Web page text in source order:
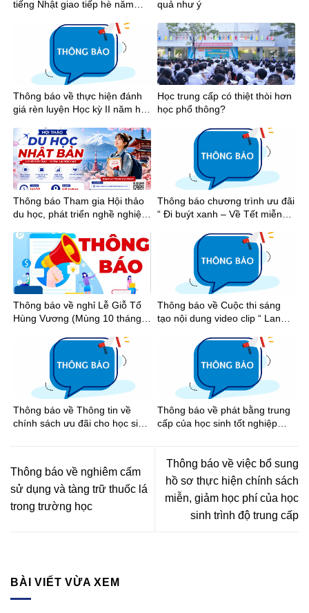
tiếng Nhật giao tiếp hè năm
quả như ý
Thông báo về thực hiện đánh
giá rèn luyện Học kỳ II năm học
Học trung cấp có thiệt thòi hơn
học phổ thông?
Thông báo Tham gia Hội thảo
du học, phát triển nghề nghiệp
Thông báo chương trình ưu đãi
“ Đi buýt xanh – Về Tết miễn
Thông báo về nghỉ Lễ Giỗ Tổ
Hùng Vương (Mùng 10 tháng 3
(30/4) và Ngày Quốc tế Lao
động (01/5) năm 2026
Thông báo về Cuộc thi sáng
tạo nội dung video clip “ Lan
đường Thành phố Hồ Chí Minh
năm học 2025-2026”
Thông báo về Thông tin về
chính sách ưu đãi cho học sinh
Thông báo về phát bằng trung
cấp của học sinh tốt nghiệp
Thông báo về nghiêm cấm
sử dụng và tàng trữ thuốc lá
trong trường học
Thông báo về việc bổ sung
hồ sơ thực hiện chính sách
miễn, giảm học phí của học
sinh trình độ trung cấp
BÀI VIẾT VỪA XEM